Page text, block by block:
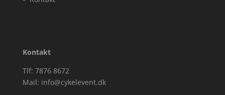
Kontakt
Tlf: 7876 8672
Mail: info@cykelevent.dk